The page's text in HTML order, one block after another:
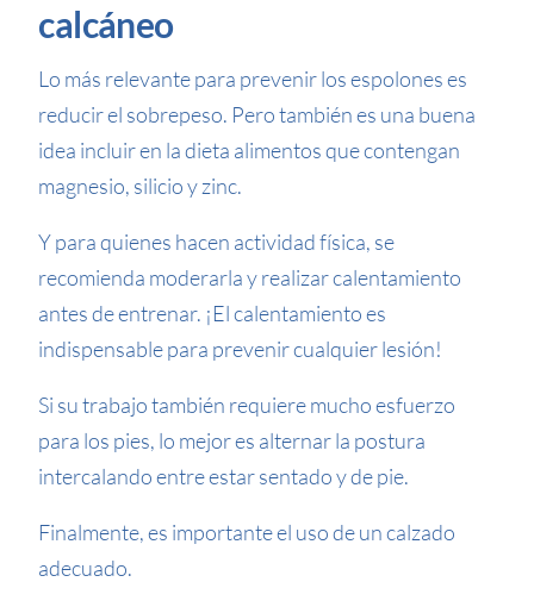
calcáneo
Lo más relevante para prevenir los espolones es
reducir el sobrepeso. Pero también es una buena
idea incluir en la dieta alimentos que contengan
magnesio, silicio y zinc.
Y para quienes hacen actividad física, se
recomienda moderarla y realizar calentamiento
antes de entrenar. ¡El calentamiento es
indispensable para prevenir cualquier lesión!
Si su trabajo también requiere mucho esfuerzo
para los pies, lo mejor es alternar la postura
intercalando entre estar sentado y de pie.
Finalmente, es importante el uso de un calzado
adecuado.